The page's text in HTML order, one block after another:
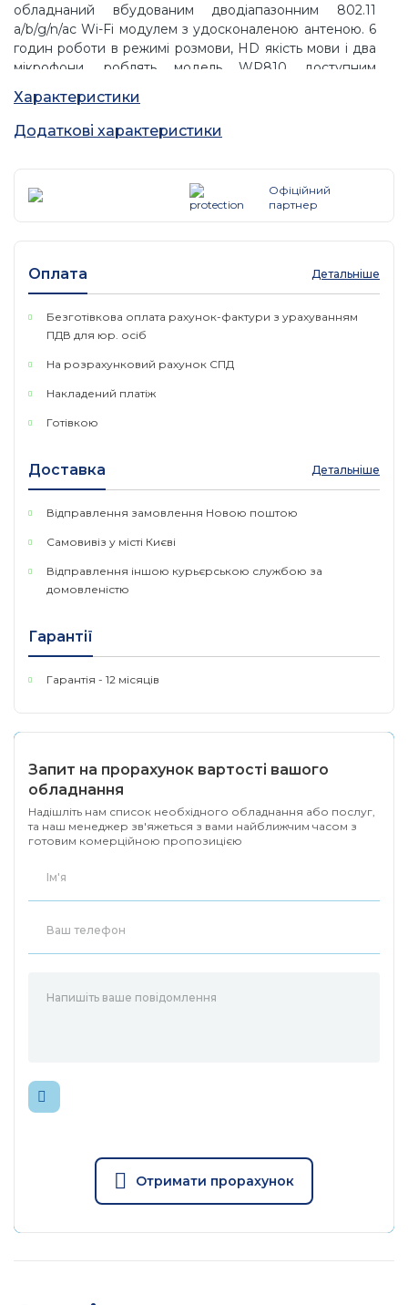
обладнаний вбудованим дводіапазонним 802.11
a/b/g/n/ac Wi-Fi модулем з удосконаленою антеною. 6
годин роботи в режимі розмови, HD якість мови і два
мікрофони, роблять модель WP810 доступним
мобільність і надійність для забезпечення всіх вимог
портативної телефонії.
Характеристики
Додаткові характеристики
Офіційний
партнер
Оплата Детальніше
Безготівкова оплата рахунок-фактури з урахуванням
ПДВ для юр. осіб
На розрахунковий рахунок СПД
Накладений платіж
Готівкою
Доставка Детальніше
Відправлення замовлення Новою поштою
Самовивіз у місті Києві
Відправлення іншою курьєрською службою за
домовленістю
Гарантії
Гарантія - 12 місяців
Запит на прорахунок вартості вашого
обладнання
Надішліть нам список необхідного обладнання або послуг,
та наш менеджер зв'яжеться з вами найближчим часом з
готовим комерційною пропозицією
Отримати прорахунок